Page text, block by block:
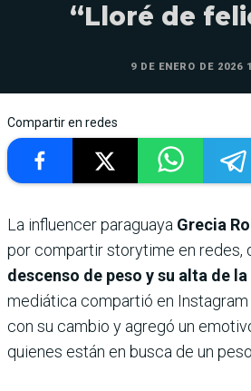
“Lloré de
9 DE ENERO DE 2026
Compartir en redes
La influencer paraguaya Grecia
por compartir storytime en redes,
descenso de peso y su alta de
mediática compartió en
con su cambio y agregó un
quienes están en busca de un